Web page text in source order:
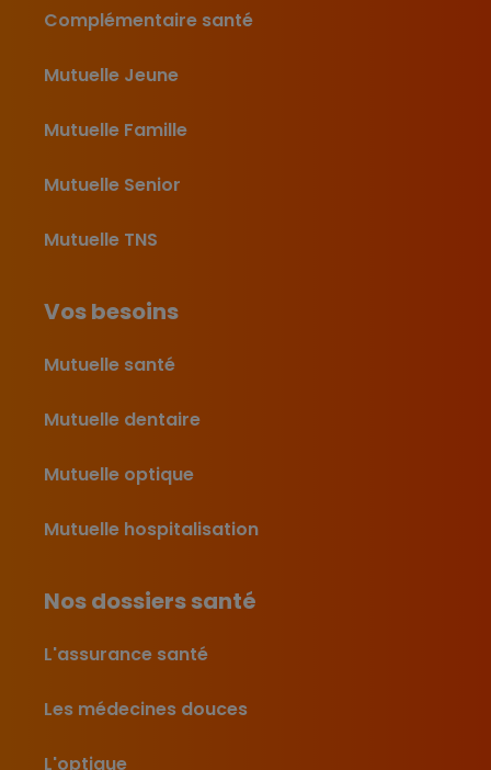
Complémentaire santé
Mutuelle Jeune
Mutuelle Famille
Mutuelle Senior
Mutuelle TNS
Vos besoins
Mutuelle santé
Mutuelle dentaire
Mutuelle optique
Mutuelle hospitalisation
Nos dossiers santé
L'assurance santé
Les médecines douces
L'optique